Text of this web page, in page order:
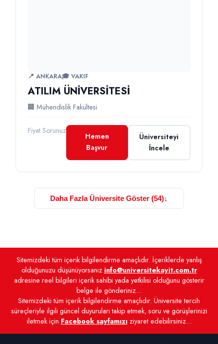
📍 ANKARA🎓 VAKIF
ATILIM ÜNİVERSİTESİ
🏢 Mühendislik Fakültesi
Fiyat Sorunuz
Hemen
Başvur
Üniversiteyi
İncele
Daha Fazla Üniversite Göster (54)↓
Sitemizdeki tüm içerik bilgilendirme amaçlıdır. İçeriklerde yanlış
olduğunuzu düşünüyorsanız info@universitekayit.com.tr
adresine reel bilgileri içerik sahibi yada yetkilisi olduğunu gösterir
belge ile gönderiniz...
Sitemizdeki tüm içerik bilgilendirme amaçlıdır. Üniversite tercih
süreçleriyle ilgili güncel duyuruları takip etmek, soru ve görüşlerinizi
iletmek için Facebook sayfamızıziyaret edebilirsiniz...